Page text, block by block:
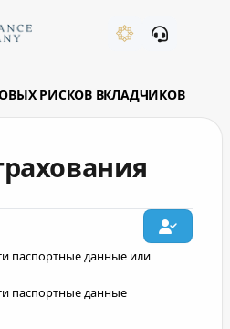
РИСКОВ ВКЛАДЧИКОВ
паспортные данные или
паспортные данные